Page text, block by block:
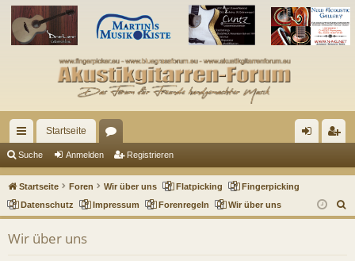
ch
ne
llz
Startseite
en m ist
rie
Suche Anmelden Registrieren
Startseite Foren Wir über uns Flatpicking
Fingerpicking
Datenschutz
Impressum Forenregeln Wir über uns
u
Wir über uns